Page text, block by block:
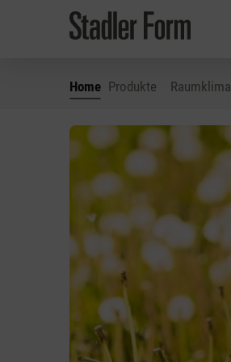
Hauptinhalt springen
Zur Suche springen
Zur Hauptnavigation springen
Home Produkte Raumklima